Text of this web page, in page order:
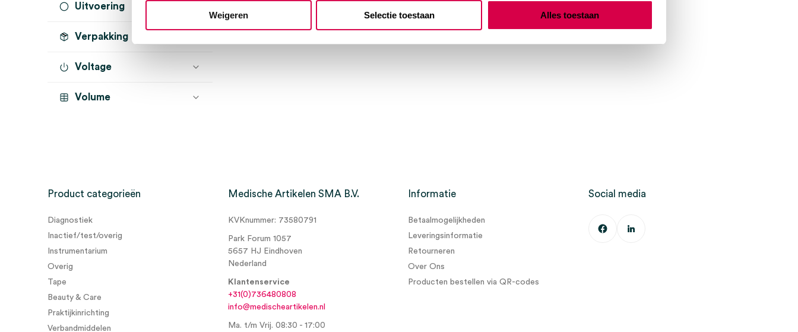
Weigeren Selectie toestaan Alles toestaan
onsteriel (1)
Uitvoering
met vouwrand (1)
Verpakking
op rol (1)
Voltage
Volume
Product categorieën
Diagnostiek
Inactief/test/overig
Instrumentarium
Overig
Tape
Beauty & Care
Praktijkinrichting
Verbandmiddelen
Medische Artikelen SMA B.V.
KVKnummer: 73580791
Park Forum 1057
5657 HJ Eindhoven
Nederland
Klantenservice
+31(0)736480808
info@medischeartikelen.nl
Ma. t/m Vrij. 08:30 - 17:00
Informatie
Betaalmogelijkheden
Leveringsinformatie
Retourneren
Over Ons
Producten bestellen via QR-codes
Social media